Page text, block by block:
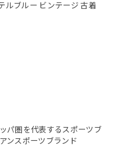
ルブルー ビンテージ 古着
パ圏を代表するスポーツブ
ンスポーツブランド